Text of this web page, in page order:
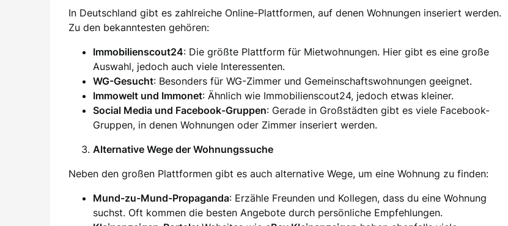
In Deutschland gibt es zahlreiche Online-Plattformen, auf denen Wohnungen inseriert werden.
Zu den bekanntesten gehören:
Immobilienscout24: Die größte Plattform für Mietwohnungen. Hier gibt es eine große
Auswahl, jedoch auch viele Interessenten.
WG-Gesucht: Besonders für WG-Zimmer und Gemeinschaftswohnungen geeignet.
Immowelt und Immonet: Ähnlich wie Immobilienscout24, jedoch etwas kleiner.
Social Media und Facebook-Gruppen: Gerade in Großstädten gibt es viele Facebook-
Gruppen, in denen Wohnungen oder Zimmer inseriert werden.
Alternative Wege der Wohnungssuche
Neben den großen Plattformen gibt es auch alternative Wege, um eine Wohnung zu finden:
Mund-zu-Mund-Propaganda: Erzähle Freunden und Kollegen, dass du eine Wohnung
suchst. Oft kommen die besten Angebote durch persönliche Empfehlungen.